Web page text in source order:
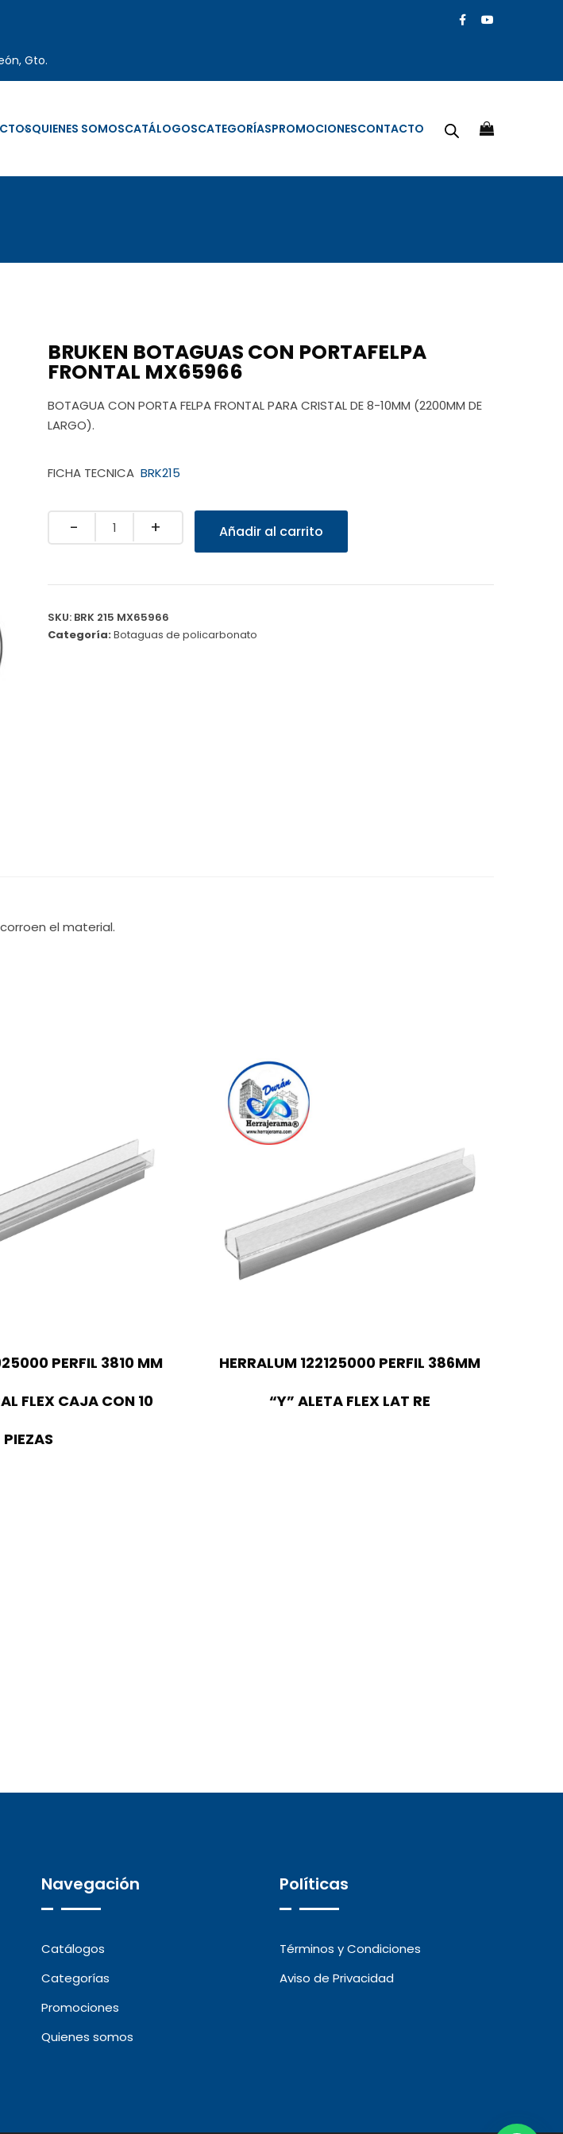
Gto.
QUIENES SOMOSCATÁLOGOSCATEGORÍASPROMOCIONESCONTACTO
BRUKEN BOTAGUAS CON PORTAFELPA
FRONTAL MX65966
BOTAGUA CON PORTA FELPA FRONTAL PARA CRISTAL DE 8-10MM (2200MM DE
LARGO).
FICHA TECNICABRK215
Quantity Añadir al carrito
SKU: BRK 215 MX65966
Categoría:Botaguas de policarbonato
el material.
PERFIL 3810 MM
FLEX CAJA CON 10
PIEZAS
HERRALUM 122125000 PERFIL 386MM
“Y” ALETA FLEX LAT RE
Navegación
Catálogos
Categorías
Promociones
Quienes somos
Políticas
Términos y Condiciones
Aviso de Privacidad